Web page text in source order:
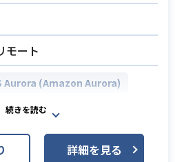
モート
Aurora (Amazon Aurora)
Tomcat
詳細を見る